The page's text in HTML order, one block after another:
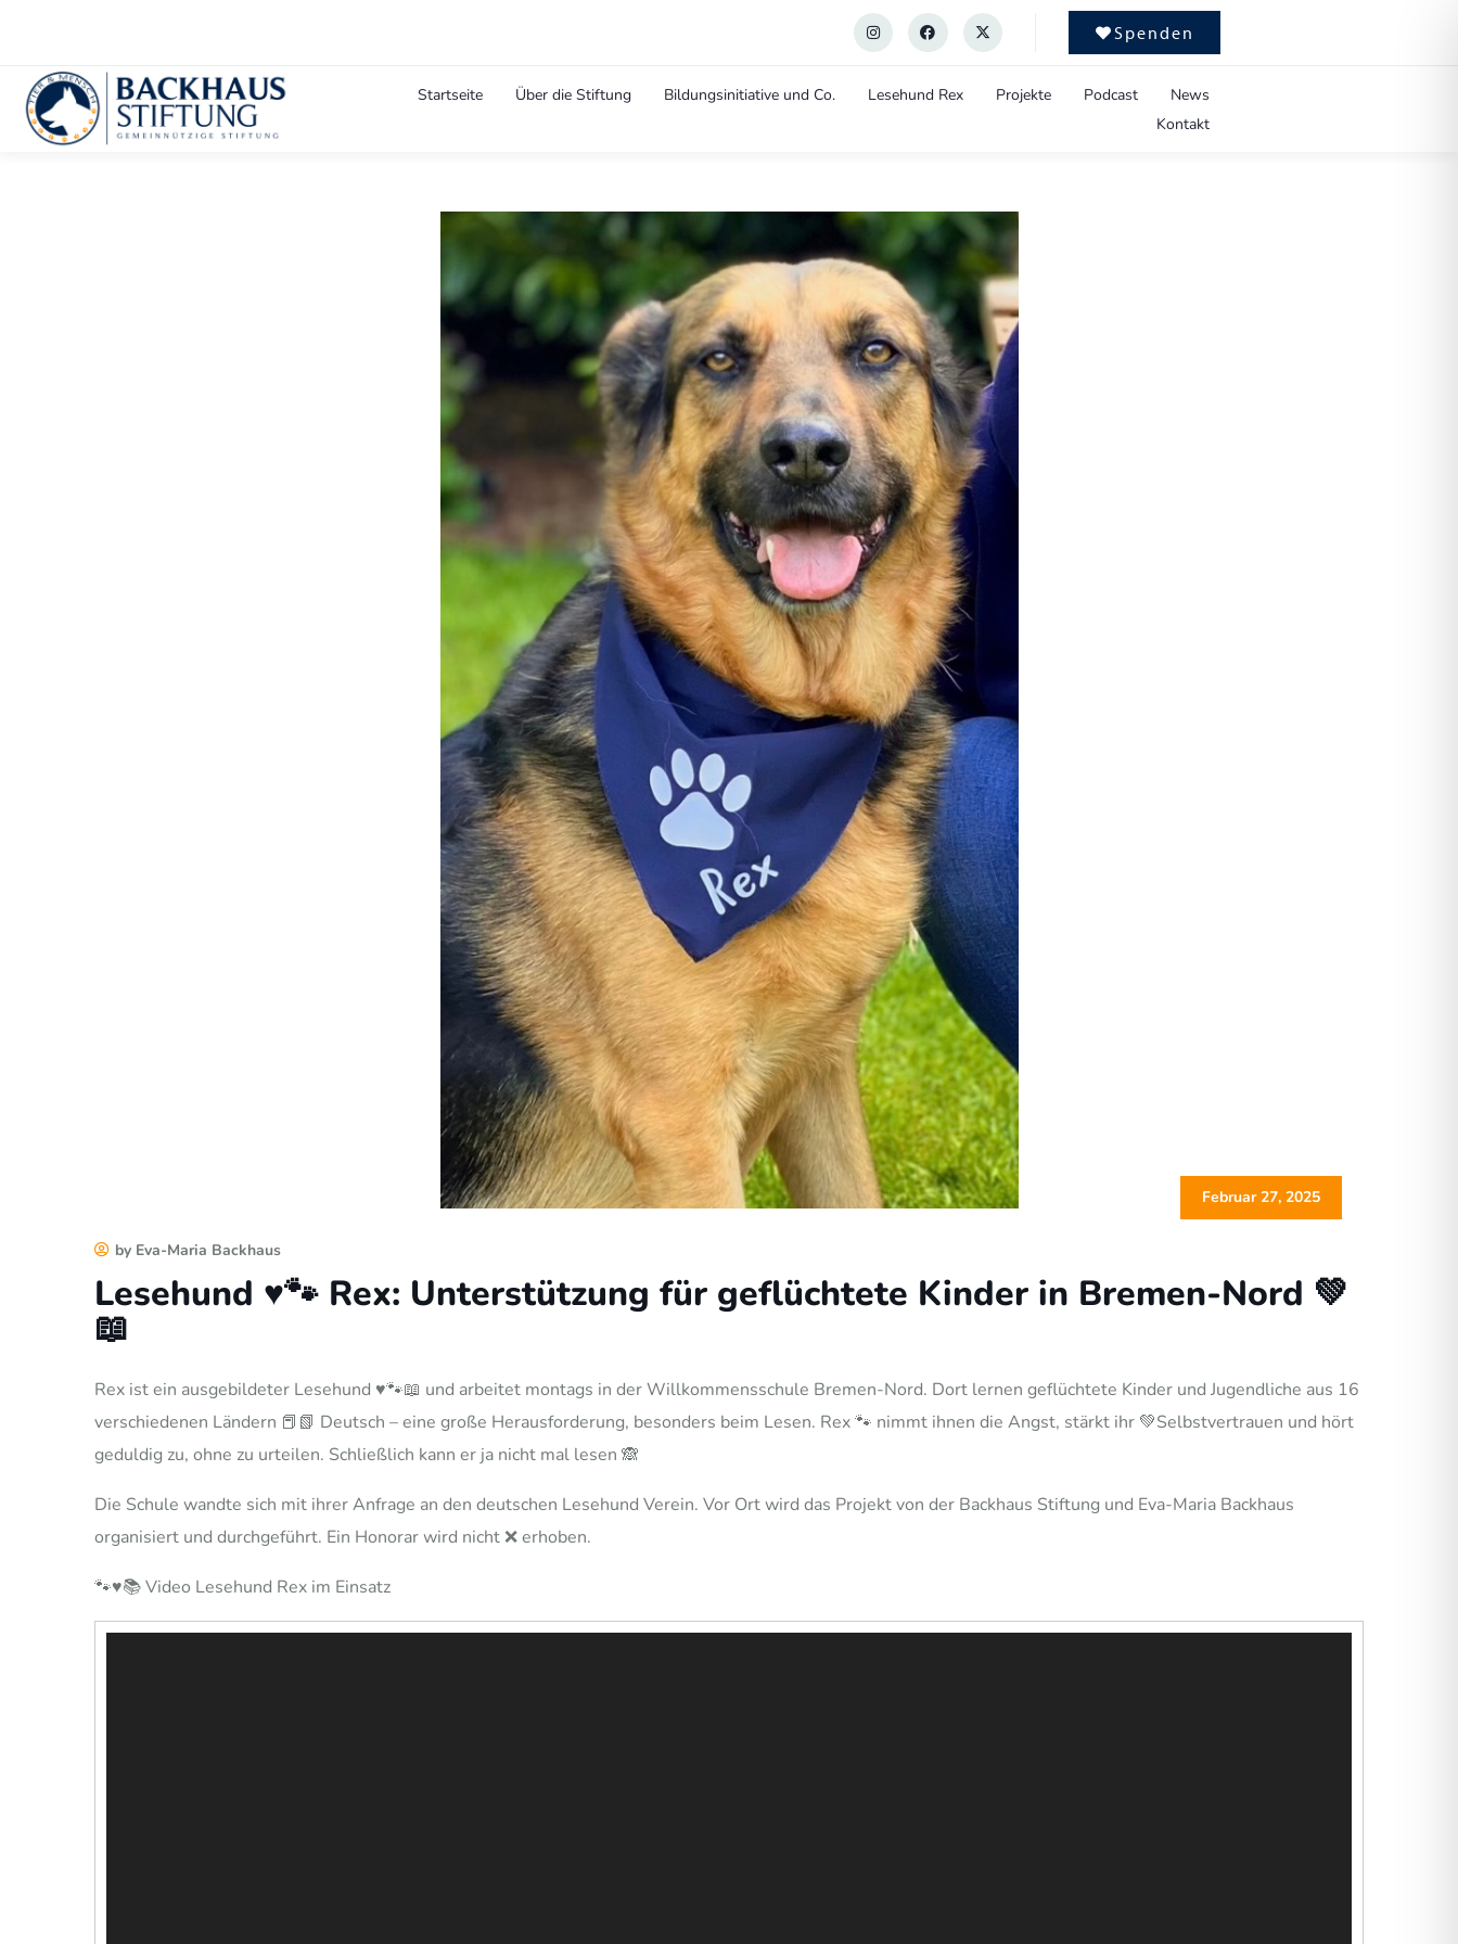
Spenden
Startseite Über die Stiftung Bildungsinitiative und Co. Lesehund Rex Projekte Podcast
News
Kontakt
Februar 27, 2025
by Eva-Maria Backhaus
Lesehund ♥️🐾 Rex: Unterstützung für geflüchtete Kinder in Bremen-Nord 💚
📖
Rex ist ein ausgebildeter Lesehund ♥️🐾📖 und arbeitet montags in der Willkommensschule Bremen-Nord. Dort lernen geflüchtete Kinder und Jugendliche aus 16
verschiedenen Ländern 📕📗 Deutsch – eine große Herausforderung, besonders beim Lesen. Rex 🐾 nimmt ihnen die Angst, stärkt ihr 💚Selbstvertrauen und hört
geduldig zu, ohne zu urteilen. Schließlich kann er ja nicht mal lesen 🙈
Die Schule wandte sich mit ihrer Anfrage an den deutschen Lesehund Verein. Vor Ort wird das Projekt von der Backhaus Stiftung und Eva-Maria Backhaus
organisiert und durchgeführt. Ein Honorar wird nicht ❌ erhoben.
🐾♥️📚 Video Lesehund Rex im Einsatz